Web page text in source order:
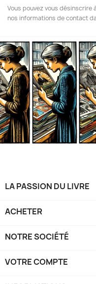
Vous pouvez vous désinscrire
nos informations de contact
LA PASSION DU LIVRE
ACHETER
NOTRE SOCIÉTÉ
VOTRE COMPTE